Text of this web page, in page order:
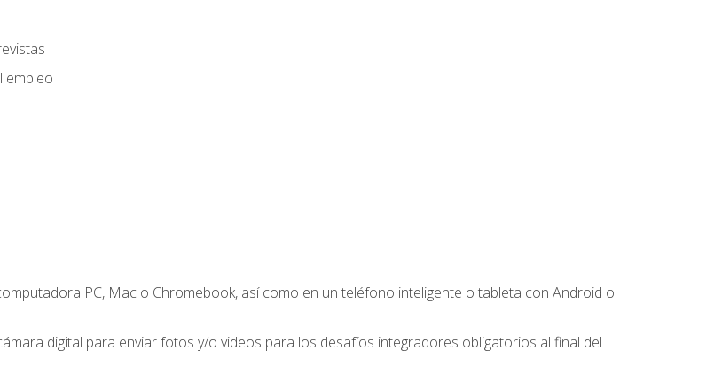
empleo
PC, Mac o Chromebook, así como en un teléfono inteligente o tableta con Android o
digital para enviar fotos y/o videos para los desafíos integradores obligatorios al final del